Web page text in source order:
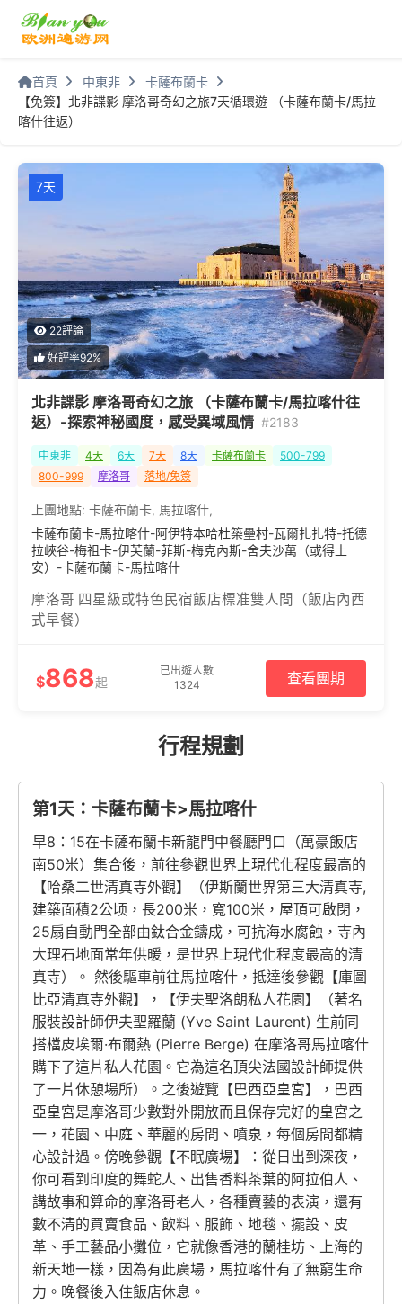
首頁 中東非
卡薩布蘭卡
【免簽】北非諜影 摩洛哥奇幻之旅7天循環遊 （卡薩布蘭卡/馬拉
喀什往返）
7天
22評論
好評率92%
北非諜影 摩洛哥奇幻之旅 （卡薩布蘭卡/馬拉喀什往
返）-探索神秘國度，感受異域風情 #2183
中東非 4天 6天 7天 8天 卡薩布蘭卡
500-799
800-999
摩洛哥 落地/免簽
上團地點: 卡薩布蘭卡, 馬拉喀什,
卡薩布蘭卡-馬拉喀什-阿伊特本哈杜築壘村-瓦爾扎扎特-托德
拉峽谷-梅祖卡-伊芙蘭-菲斯-梅克內斯-舍夫沙萬（或得土
安）-卡薩布蘭卡-馬拉喀什
摩洛哥 四星級或特色民宿飯店標准雙人間（飯店內西
式早餐）
$868起
已出遊人數
1324
查看團期
行程規劃
第1天：卡薩布蘭卡>馬拉喀什
早8：15在卡薩布蘭卡新龍門中餐廳門口（萬豪飯店
南50米）集合後，前往參觀世界上現代化程度最高的
【哈桑二世清真寺外觀】（伊斯蘭世界第三大清真寺,
建築面積2公顷，長200米，寬100米，屋頂可啟閉，
25扇自動門全部由鈦合金鑄成，可抗海水腐蝕，寺內
大理石地面常年供暖，是世界上現代化程度最高的清
真寺）。 然後驅車前往馬拉喀什，抵達後參觀【庫圖
比亞清真寺外觀】，【伊夫聖洛朗私人花園】（著名
服裝設計師伊夫聖羅蘭 (Yve Saint Laurent) 生前同
搭檔皮埃爾·布爾熱 (Pierre Berge) 在摩洛哥馬拉喀什
購下了這片私人花園。它為這名頂尖法國設計師提供
了一片休憩場所）。之後遊覽【巴西亞皇宮】，巴西
亞皇宮是摩洛哥少數對外開放而且保存完好的皇宮之
一，花園、中庭、華麗的房間、噴泉，每個房間都精
心設計過。傍晚參觀【不眠廣場】：從日出到深夜，
你可看到印度的舞蛇人、出售香料茶葉的阿拉伯人、
講故事和算命的摩洛哥老人，各種賣藝的表演，還有
數不清的買賣食品、飲料、服飾、地毯、擺設、皮
革、手工藝品小攤位，它就像香港的蘭桂坊、上海的
新天地一樣，因為有此廣場，馬拉喀什有了無窮生命
力。晚餐後入住飯店休息。